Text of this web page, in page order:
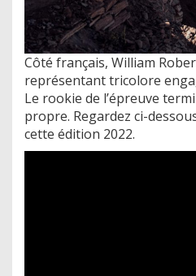
Côté français, William
représentant tricolore
Le rookie de l’épreuve
propre. Regardez ci-
cette édition 2022.